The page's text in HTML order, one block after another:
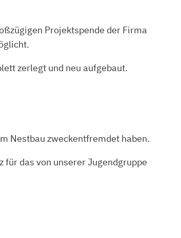
Projektspende der Firma
zerlegt und neu aufgebaut.
Nestbau zweckentfremdet haben.
das von unserer Jugendgruppe